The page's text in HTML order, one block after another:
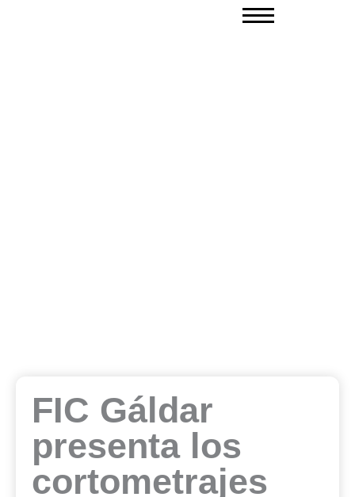
FIC Gáldar
presenta los
cortometrajes